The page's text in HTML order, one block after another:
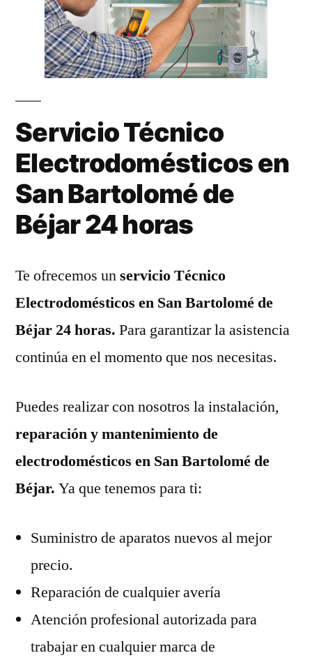
Servicio Técnico
Electrodomésticos en
San Bartolomé de
Béjar 24 horas
Te ofrecemos unservicio Técnico
Electrodomésticos en San Bartolomé de
Béjar 24 horas. Para garantizar la asistencia
continúa en el momento que nos necesitas.
Puedes realizar con nosotros la instalación,
reparación y mantenimiento de
electrodomésticos en San Bartolomé de
Béjar. Ya que tenemos para ti:
Suministro de aparatos nuevos al mejor
precio.
Reparación de cualquier avería
Atención profesional autorizada para
trabajar en cualquier marca de